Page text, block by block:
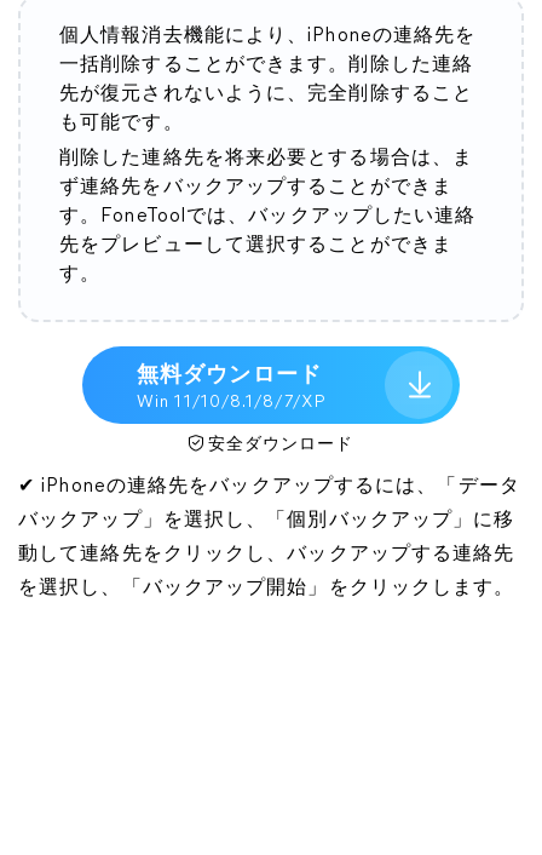
個人情報消去機能により、iPhoneの連絡先を
一括削除することができます。削除した連絡
先が復元されないように、完全削除すること
も可能です。
削除した連絡先を将来必要とする場合は、ま
ず連絡先をバックアップすることができま
す。FoneToolでは、バックアップしたい連絡
先をプレビューして選択することができま
す。
無料ダウンロード
Win 11/10/8.1/8/7/XP
安全ダウンロード
✔ iPhoneの連絡先をバックアップするには、「データ
バックアップ」を選択し、「個別バックアップ」に移
動して連絡先をクリックし、バックアップする連絡先
を選択し、「バックアップ開始」をクリックします。